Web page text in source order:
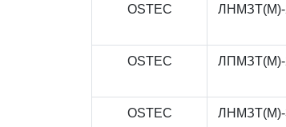
OSTEC ЛНМЗТ(М)-
OSTEC ЛПМЗТ(М)-
OSTEC ЛНМЗТ(М)-